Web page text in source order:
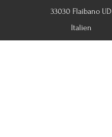
33030 Flaibano UD
Italien